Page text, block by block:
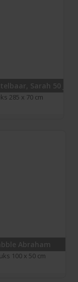
Sarah 50 jaar
285 x 70 cm
Abraham
100 x 50 cm